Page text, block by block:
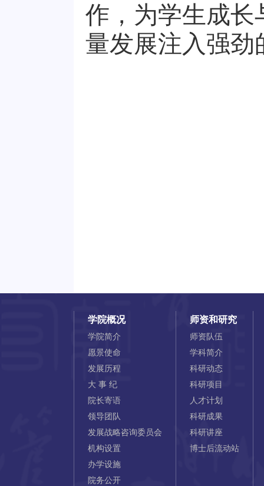
作，为学生成长
量发展注入强劲
学院概况
学院简介
愿景使命
发展历程
大 事 纪
院长寄语
领导团队
发展战略咨询委员会
机构设置
办学设施
院务公开
师资和研究
师资队伍
学科简介
科研动态
科研项目
人才计划
科研成果
科研讲座
博士后流动站